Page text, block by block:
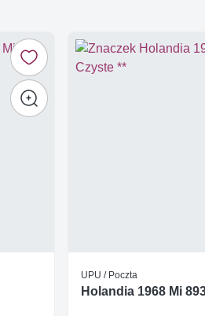
UPU / Poczta
Holandia 1968 Mi